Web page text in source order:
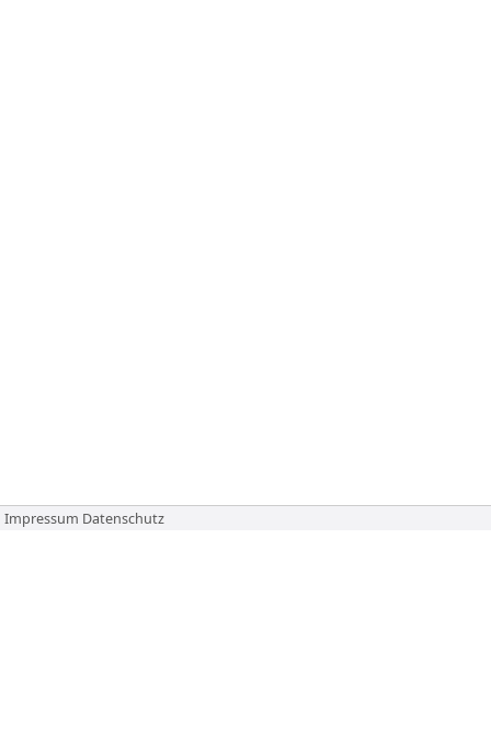
Impressum Datenschutz